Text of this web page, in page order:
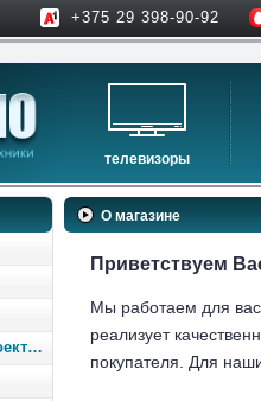
+375 29 398-90-92
телевизоры
телевизоры
аксессуары для тв
Ресиверы, Усилители, Проекторы
О магазине
Приветствуем
Мы работаем для
реализует
покупателя. Для